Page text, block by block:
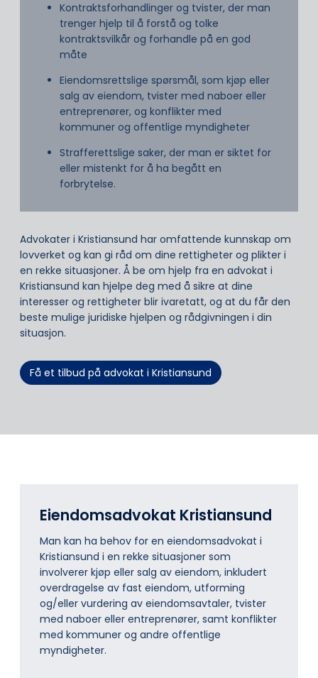
Kontraktsforhandlinger og tvister, der man
trenger hjelp til å forstå og tolke
kontraktsvilkår og forhandle på en god
måte
Eiendomsrettslige spørsmål, som kjøp eller
salg av eiendom, tvister med naboer eller
entreprenører, og konflikter med
kommuner og offentlige myndigheter
Strafferettslige saker, der man er siktet for
eller mistenkt for å ha begått en
forbrytelse.
Advokater i Kristiansund har omfattende kunnskap om
lovverket og kan gi råd om dine rettigheter og plikter i
en rekke situasjoner. Å be om hjelp fra en advokat i
Kristiansund kan hjelpe deg med å sikre at dine
interesser og rettigheter blir ivaretatt, og at du får den
beste mulige juridiske hjelpen og rådgivningen i din
situasjon.
Få et tilbud på advokat i Kristiansund
Eiendomsadvokat Kristiansund
Man kan ha behov for en eiendomsadvokat i
Kristiansund i en rekke situasjoner som
involverer kjøp eller salg av eiendom, inkludert
overdragelse av fast eiendom, utforming
og/eller vurdering av eiendomsavtaler, tvister
med naboer eller entreprenører, samt konflikter
med kommuner og andre offentlige
myndigheter.